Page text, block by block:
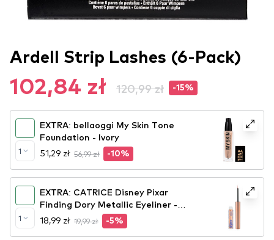
Ardell Strip Lashes (6-Pack)
102,84 zł 120,99 zł -15%
1
EXTRA: bellaoggi My Skin Tone
Foundation - Ivory
51,29 zł 56,99 zł -10%
1
EXTRA: CATRICE Disney Pixar
Finding Dory Metallic Eyeliner -
020 Seashell Sparkle
18,99 zł 19,99 zł -5%